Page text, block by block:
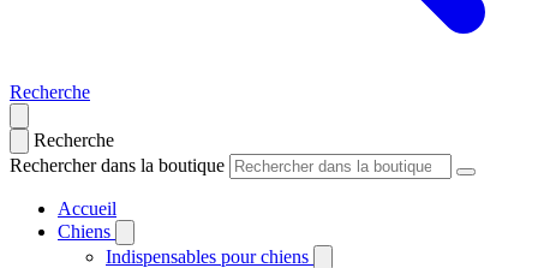
Recherche
Recherche
Rechercher dans la boutique
Accueil
Chiens
Indispensables pour chiens